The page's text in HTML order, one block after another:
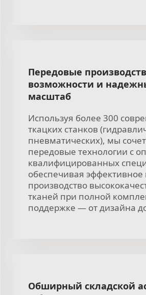
Передовые
возможности и
масштаб
Используя более 300
ткацких станков
пневматических), мы
передовые технологии с
квалифицированных
обеспечивая эффективное
производство
тканей при полной
поддержке — от дизайна
Обширный складской